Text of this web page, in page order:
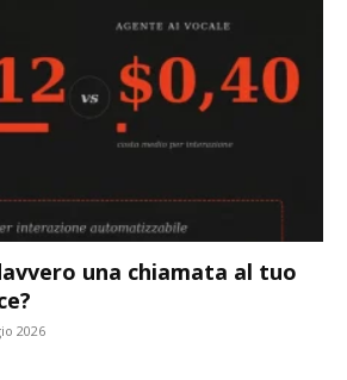
una chiamata al tuo
2026